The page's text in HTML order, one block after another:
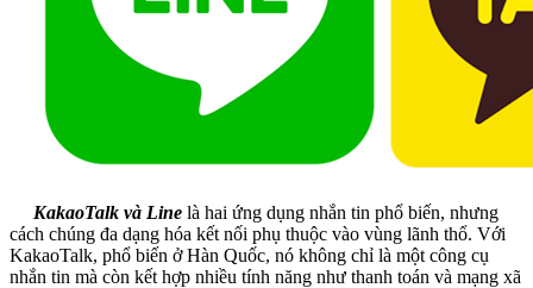
KakaoTalk và Line là hai ứng dụng nhắn tin phổ biến, nhưng
cách chúng đa dạng hóa kết nối phụ thuộc vào vùng lãnh thổ. Với
KakaoTalk, phổ biến ở Hàn Quốc, nó không chỉ là một công cụ
nhắn tin mà còn kết hợp nhiều tính năng như thanh toán và mạng xã